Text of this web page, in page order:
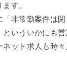
す。
非常勤案件は閉
といういかにも
ット求人も時